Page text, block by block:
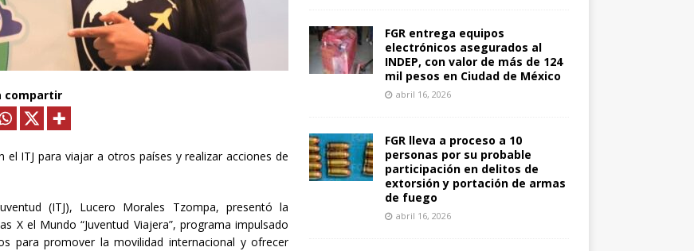
SHEINBAUM Y LORENA CUÉLLAR INAUGURAN UNIVERSIDAD
EN TEOLOCHOLCO
MUNICIPIOS
Lotería del Bicentenario del Senado de la República
UNCATEGORIZED
compartir
el ITJ para viajar a otros países y realizar acciones de
(ITJ), Lucero Morales Tzompa, presentó la
X el Mundo “Juventud Viajera”, programa impulsado
para promover la movilidad internacional y ofrecer
FGR entrega equipos
electrónicos asegurados al
INDEP, con valor de más de 124
mil pesos en Ciudad de México
abril 16, 2026
FGR lleva a proceso a 10
personas por su probable
participación en delitos de
extorsión y portación de armas
de fuego
abril 16, 2026